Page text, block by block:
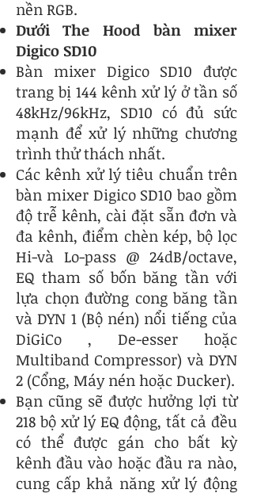
nền RGB.
Dưới The Hood bàn mixer
Digico SD10
Bàn mixer Digico SD10 được
trang bị 144 kênh xử lý ở tần số
48kHz/96kHz, SD10 có đủ sức
mạnh để xử lý những chương
trình thử thách nhất.
Các kênh xử lý tiêu chuẩn trên
bàn mixer Digico SD10 bao gồm
độ trễ kênh, cài đặt sẵn đơn và
đa kênh, điểm chèn kép, bộ lọc
Hi-và Lo-pass @ 24dB/octave,
EQ tham số bốn băng tần với
lựa chọn đường cong băng tần
và DYN 1 (Bộ nén) nổi tiếng của
DiGiCo , De-esser hoặc
Multiband Compressor) và DYN
2 (Cổng, Máy nén hoặc Ducker).
Bạn cũng sẽ được hưởng lợi từ
218 bộ xử lý EQ động, tất cả đều
có thể được gán cho bất kỳ
kênh đầu vào hoặc đầu ra nào,
cung cấp khả năng xử lý động